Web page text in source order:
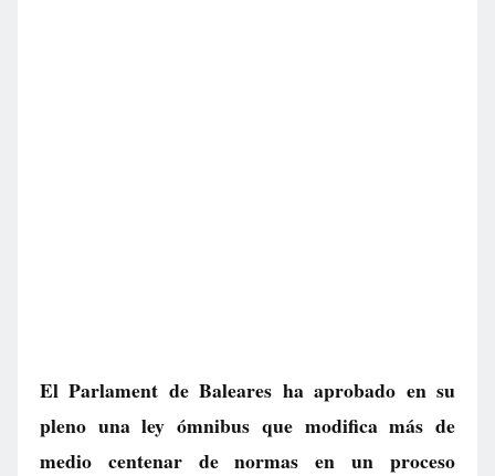
El Parlament de Baleares ha aprobado en su
pleno una ley ómnibus que modifica más de
medio centenar de normas en un proceso